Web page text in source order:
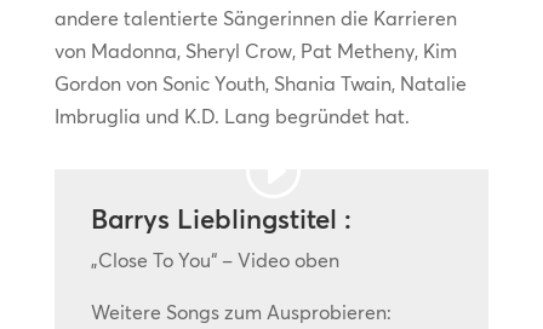
andere talentierte Sängerinnen die Karrieren
von Madonna, Sheryl Crow, Pat Metheny, Kim
Gordon von Sonic Youth, Shania Twain, Natalie
Imbruglia und K.D. Lang begründet hat.
Barrys Lieblingstitel :
„Close To You“ – Video oben
Weitere Songs zum Ausprobieren: